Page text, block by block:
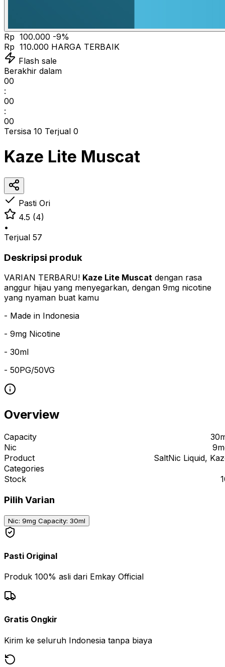
Rp 100.000 -9%
Rp 110.000 HARGA TERBAIK
Flash sale
Berakhir dalam
00
:
00
:
00
Tersisa 10 Terjual 0
Kaze Lite Muscat
Pasti Ori
4.5 (4)
•
Terjual 57
Deskripsi produk
VARIAN TERBARU! Kaze Lite Muscat dengan rasa
anggur hijau yang menyegarkan, dengan 9mg nicotine
yang nyaman buat kamu
- Made in Indonesia
- 9mg Nicotine
- 30ml
- 50PG/50VG
Overview
Capacity
Nic
Product
Categories
SaltNic Liquid,
Stock
Pilih Varian
Nic: 9mg Capacity: 30ml
Pasti Original
Produk 100% asli dari Emkay Official
Gratis Ongkir
Kirim ke seluruh Indonesia tanpa biaya